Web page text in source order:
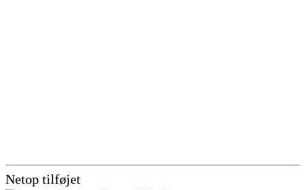
Netop tilføjet